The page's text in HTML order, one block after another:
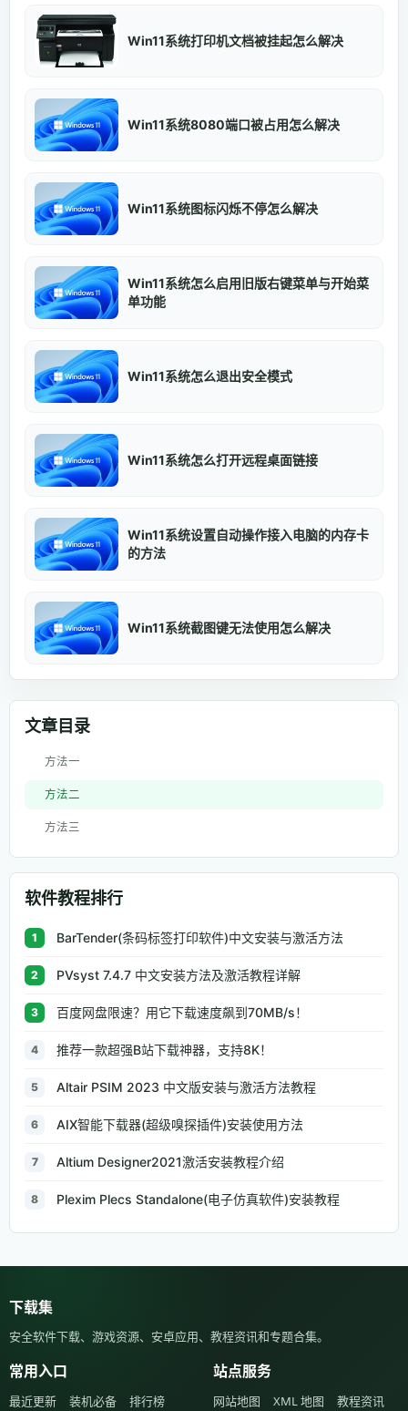
Win11系统打印机文档被挂起怎么解决
Win11系统8080端口被占用怎么解决
Win11系统图标闪烁不停怎么解决
Win11系统怎么启用旧版右键菜单与开始菜
单功能
Win11系统怎么退出安全模式
Win11系统怎么打开远程桌面链接
Win11系统设置自动操作接入电脑的内存卡
的方法
Win11系统截图键无法使用怎么解决
文章目录
方法一
方法二
方法三
软件教程排行
1 BarTender(条码标签打印软件)中文安装与激活方法
2 PVsyst 7.4.7 中文安装方法及激活教程详解
3 百度网盘限速？用它下载速度飙到70MB/s！
4 推荐一款超强B站下载神器，支持8K！
5 Altair PSIM 2023 中文版安装与激活方法教程
6 AIX智能下载器(超级嗅探插件)安装使用方法
7 Altium Designer2021激活安装教程介绍
8 Plexim Plecs Standalone(电子仿真软件)安装教程
下载集
安全软件下载、游戏资源、安卓应用、教程资讯和专题合集。
常用入口
最近更新 装机必备 排行榜
站点服务
网站地图 XML 地图 教程资讯